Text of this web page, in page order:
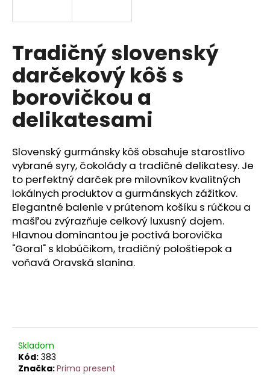
Tradičný slovenský
darčekový kôš s
borovičkou a
delikatesami
Slovenský gurmánsky kôš obsahuje starostlivo
vybrané syry, čokolády a tradičné delikatesy. Je
to perfektný darček pre milovníkov kvalitných
lokálnych produktov a gurmánskych zážitkov.
Elegantné balenie v prútenom košíku s rúčkou a
mašľou zvýrazňuje celkový luxusný dojem.
Hlavnou dominantou je poctivá borovička
"Goral" s klobúčikom, tradičný pološtiepok a
voňavá Oravská slanina.
Skladom
Kód: 383
Značka:Prima present
s
ť
?
O
d
p
o
r
ú
č
DARČEKOVÁ
TRUHLICA
OSLAVA